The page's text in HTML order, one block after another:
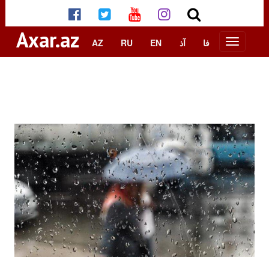
Axar.az AZ RU EN آذ فا